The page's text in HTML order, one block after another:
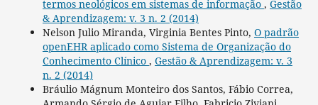
termos neológicos em sistemas de informação , Gestão
& Aprendizagem: v. 3 n. 2 (2014)
Nelson Julio Miranda, Virginia Bentes Pinto, O padrão
openEHR aplicado como Sistema de Organização do
Conhecimento Clínico , Gestão & Aprendizagem: v. 3
n. 2 (2014)
Bráulio Mágnum Monteiro dos Santos, Fábio Correa,